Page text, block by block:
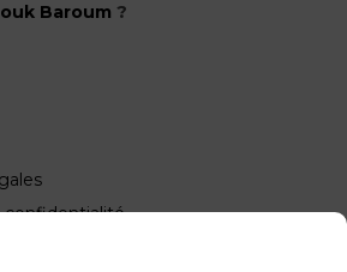
Baroum ?
confidentialité